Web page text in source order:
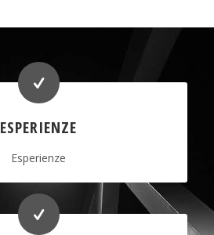
ESPERIENZE
Esperienze